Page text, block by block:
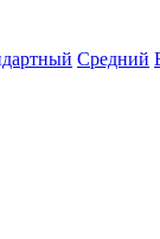
Средний